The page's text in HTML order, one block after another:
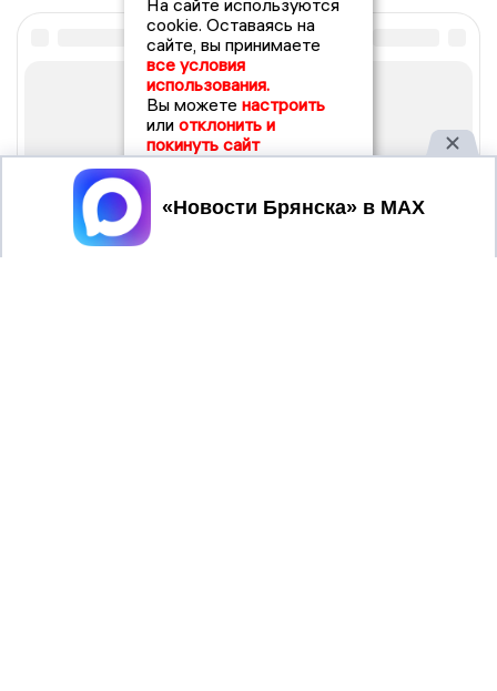
На сайте используются
cookie. Оставаясь на
сайте, вы принимаете
все условия
использования.
Вы можете настроить
или отклонить и
покинуть сайт
Принять